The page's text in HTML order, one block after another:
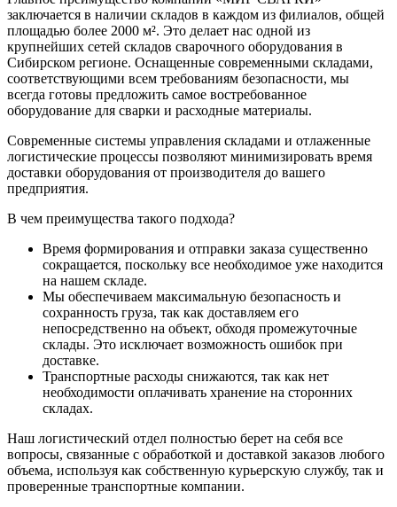
заключается в наличии складов в каждом из филиалов, общей
площадью более 2000 м². Это делает нас одной из
крупнейших сетей складов сварочного оборудования в
Сибирском регионе. Оснащенные современными складами,
соответствующими всем требованиям безопасности, мы
всегда готовы предложить самое востребованное
оборудование для сварки и расходные материалы.
Современные системы управления складами и отлаженные
логистические процессы позволяют минимизировать время
доставки оборудования от производителя до вашего
предприятия.
В чем преимущества такого подхода?
Время формирования и отправки заказа существенно
сокращается, поскольку все необходимое уже находится
на нашем складе.
Мы обеспечиваем максимальную безопасность и
сохранность груза, так как доставляем его
непосредственно на объект, обходя промежуточные
склады. Это исключает возможность ошибок при
доставке.
Транспортные расходы снижаются, так как нет
необходимости оплачивать хранение на сторонних
складах.
Наш логистический отдел полностью берет на себя все
вопросы, связанные с обработкой и доставкой заказов любого
объема, используя как собственную курьерскую службу, так и
проверенные транспортные компании.